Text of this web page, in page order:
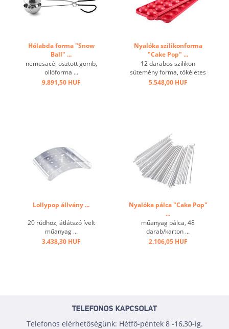
Hólabda forma "Snow
Ball" ...
nemesacél osztott gömb,
ollóforma ...
9.891,50 HUF
Nyalóka szilikonforma
"Cake Pop" ...
12 darabos szilikon
sütemény forma, tökéletes
süteményforma,
5.548,00 HUF
Lollypop állvány ...
20 rúdhoz, átlátszó ívelt
műanyag ...
3.438,30 HUF
Nyalóka pálca "Cake Pop"
...
műanyag pálca, 48
darab/karton ...
2.106,05 HUF
TELEFONOS KAPCSOLAT
Telefonos elérhetőségünk: Hétfő-péntek 8 -16,30-ig.